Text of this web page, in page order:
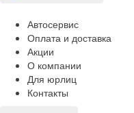
Автосервис
Оплата и доставка
Акции
О компании
Для юрлиц
Контакты